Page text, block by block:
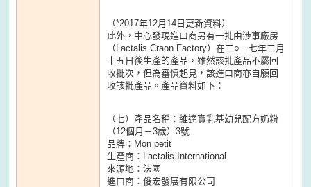
（*2017年12月14日更新資料）
此外，中心發現進口商另有一批由涉事廠房
（Lactalis Craon Factory）在二○一七年二月
十五日後生產的產品，雖然該批產品不屬回
收批次，但為審慎起見，該進口商亦自願回
收該批產品。產品資料如下：
（七）產品名稱：維達寶乳基幼兒配方奶粉
（12個月－3歲）3號
品牌：Mon petit
生產商：Lactalis International
來源地：法國
進口商：俊宏發展有限公司